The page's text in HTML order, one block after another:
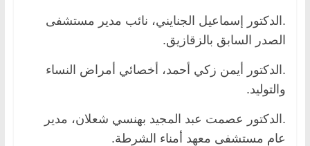
.الدكتور إسماعيل الجنايني، نائب مدير مستشفى
الصدر السابق بالزقازيق.
.الدكتور أيمن زكي أحمد، أخصائي أمراض النساء
والتوليد.
.الدكتور عصمت عبد المجيد بهنسي شعلان، مدير
عام مستشفى معهد أمناء الشرطة.